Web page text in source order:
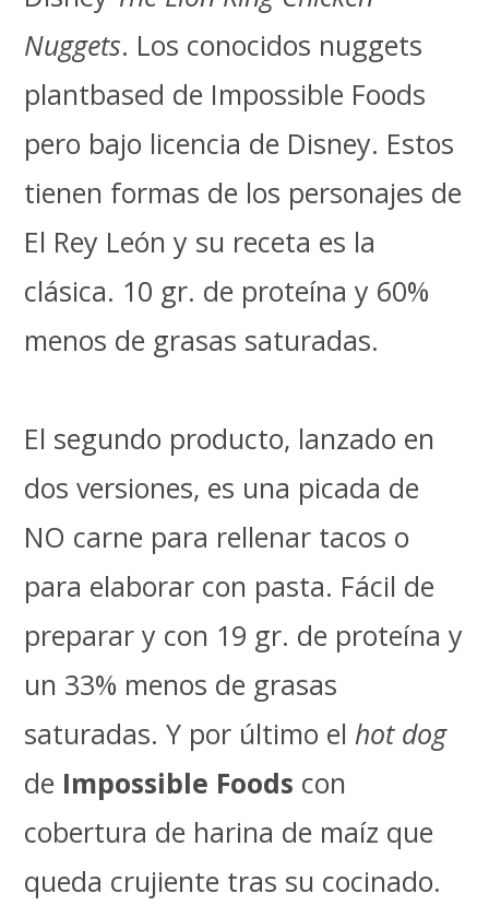
Nuggets. Los conocidos nuggets
plantbased de Impossible Foods
pero bajo licencia de Disney. Estos
tienen formas de los personajes de
El Rey León y su receta es la
clásica. 10 gr. de proteína y 60%
menos de grasas saturadas.
El segundo producto, lanzado en
dos versiones, es una picada de
NO carne para rellenar tacos o
para elaborar con pasta. Fácil de
preparar y con 19 gr. de proteína y
un 33% menos de grasas
saturadas. Y por último elhot dog
de Impossible Foods con
cobertura de harina de maíz que
queda crujiente tras su cocinado.